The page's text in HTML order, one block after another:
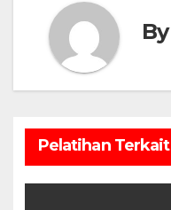
By
Pelatihan Terkait